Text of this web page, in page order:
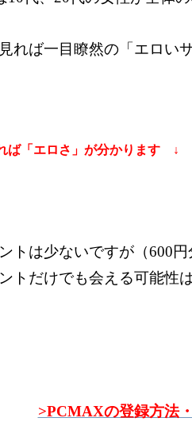
れば一目瞭然の「エロい
ば「エロさ」が分かります ↓
トは少ないですが（600
トだけでも会える可能性
>PCMAXの登録方法